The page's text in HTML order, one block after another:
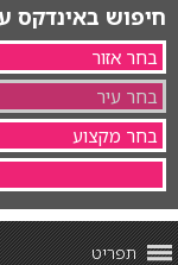
חיפוש באינדקס
תפריט